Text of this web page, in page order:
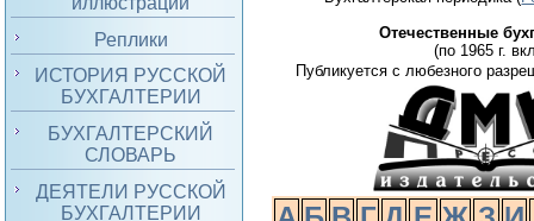
Реплики
ИСТОРИЯ РУССКОЙ
БУХГАЛТЕРИИ
БУХГАЛТЕРСКИЙ
СЛОВАРЬ
ДЕЯТЕЛИ РУССКОЙ
БУХГАЛТЕРИИ
Отечественные
(по 1965 г.
Публикуется с любезного